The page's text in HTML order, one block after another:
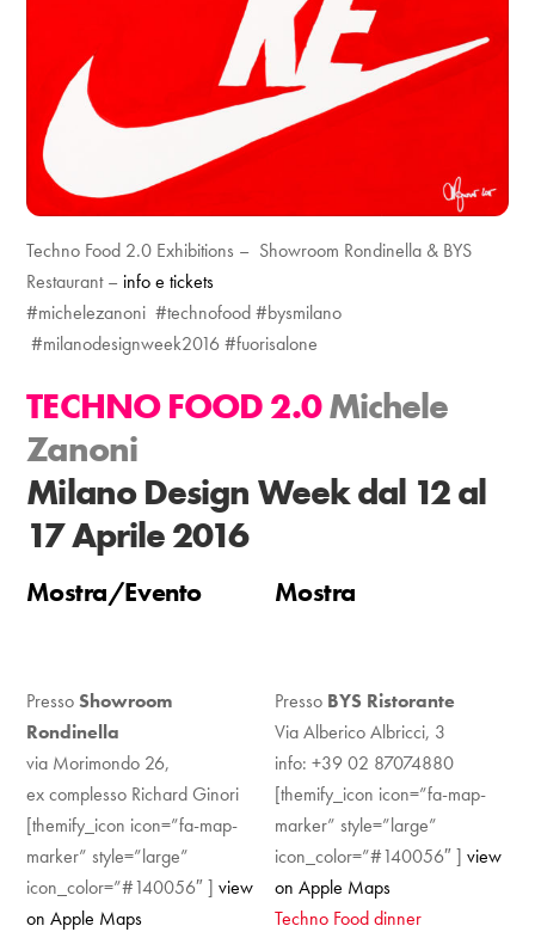
Techno Food 2.0 Exhibitions – Showroom Rondinella & BYS
Restaurant – info e tickets
#‎michelezanoni #‎technofood #‎bysmilano
#‎milanodesignweek2016 #‎fuorisalone
TECHNO FOOD 2.0Michele
Zanoni
MilanoDesign Week dal 12 al
17 Aprile 2016
Mostra/Evento
PressoShowroom
Rondinella
via Morimondo 26,
ex complesso Richard Ginori
[themify_icon icon=”fa-map-
marker” style=”large”
icon_color=”#140056″ ]view
on Apple Maps
Mostra
Presso BYS Ristorante
Via Alberico Albricci, 3
info: +39 02 87074880
[themify_icon icon=”fa-map-
marker” style=”large”
icon_color=”#140056″ ]view
on Apple Maps
Techno Food dinner